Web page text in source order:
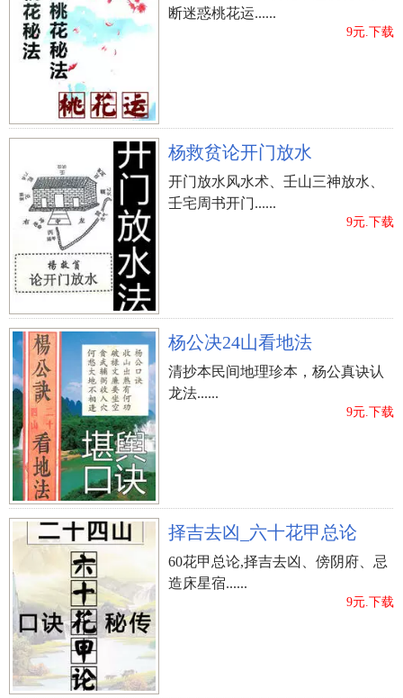
断迷惑桃花运......
9元.下载
杨救贫论开门放水
开门放水风水术、壬山三神放水、
壬宅周书开门......
9元.下载
杨公决24山看地法
清抄本民间地理珍本，杨公真诀认
龙法......
9元.下载
择吉去凶_六十花甲总论
60花甲总论,择吉去凶、傍阴府、忌
造床星宿......
9元.下载